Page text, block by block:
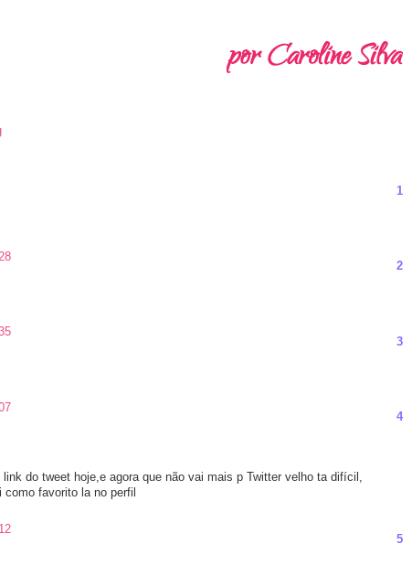
1
2
3
4
do tweet hoje,e agora que não vai mais p Twitter velho ta difícil,
favorito la no perfil
5